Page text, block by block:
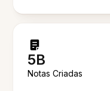
5B
Notas Criadas